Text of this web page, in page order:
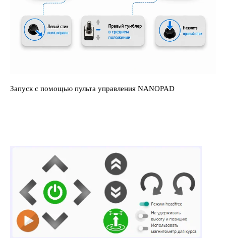
Запуск с помощью пульта управления NANOPAD